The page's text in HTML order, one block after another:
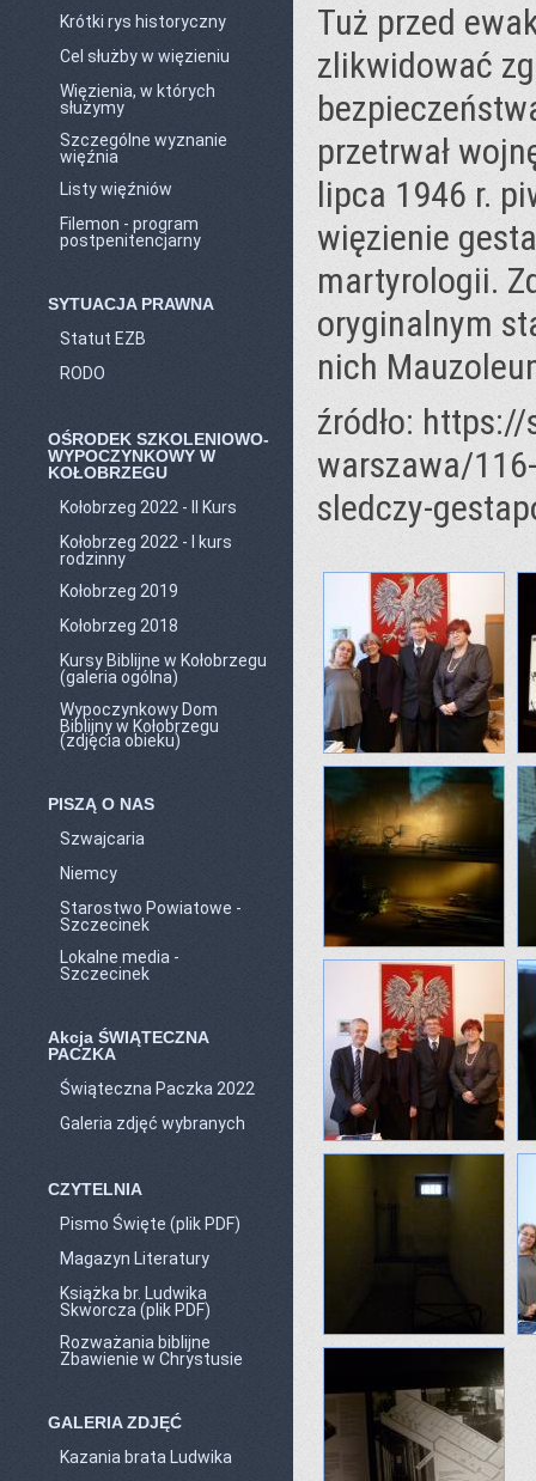
Krótki rys historyczny
Cel służby w więzieniu
Więzienia, w których
służymy
Szczególne wyznanie
więźnia
Listy więźniów
Filemon - program
postpenitencjarny
SYTUACJA PRAWNA
Statut EZB
RODO
OŚRODEK SZKOLENIOWO-
WYPOCZYNKOWY W
KOŁOBRZEGU
Kołobrzeg 2022 - II Kurs
Kołobrzeg 2022 - I kurs
rodzinny
Kołobrzeg 2019
Kołobrzeg 2018
Kursy Biblijne w Kołobrzegu
(galeria ogólna)
Wypoczynkowy Dom
Biblijny w Kołobrzegu
(zdjęcia obieku)
PISZĄ O NAS
Szwajcaria
Niemcy
Starostwo Powiatowe -
Szczecinek
Lokalne media -
Szczecinek
Akcja ŚWIĄTECZNA
PACZKA
Świąteczna Paczka 2022
Galeria zdjęć wybranych
CZYTELNIA
Pismo Święte (plik PDF)
Magazyn Literatury
Książka br. Ludwika
Skworcza (plik PDF)
Rozważania biblijne
Zbawienie w Chrystusie
GALERIA ZDJĘĆ
Kazania brata Ludwika
Tuż przed
zlikwidować
przetrwał
lipca 1946 r.
więzienie
martyrologii.
oryginalnym
nich
źródło:
warszawa/
sledczy-